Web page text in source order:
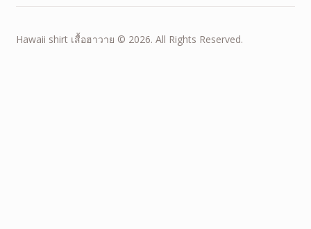
Hawaii shirt เสื้อฮาวาย © 2026. All Rights Reserved.